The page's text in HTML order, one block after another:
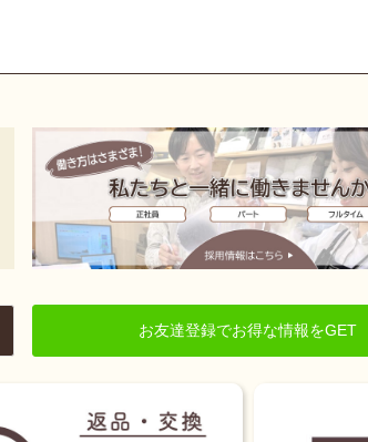
お友達登録でお得な情報をGET